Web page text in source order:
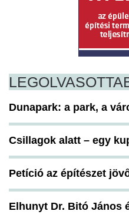
Dunapark: a park, a
Csillagok alatt – egy
Petíció az építészet
Elhunyt Dr. Bitó János